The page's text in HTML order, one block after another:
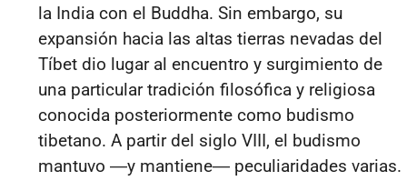
la India con el Buddha. Sin embargo, su
expansión hacia las altas tierras nevadas del
Tíbet dio lugar al encuentro y surgimiento de
una particular tradición filosófica y religiosa
conocida posteriormente como budismo
tibetano. A partir del siglo VIII, el budismo
mantuvo ―y mantiene― peculiaridades varias.